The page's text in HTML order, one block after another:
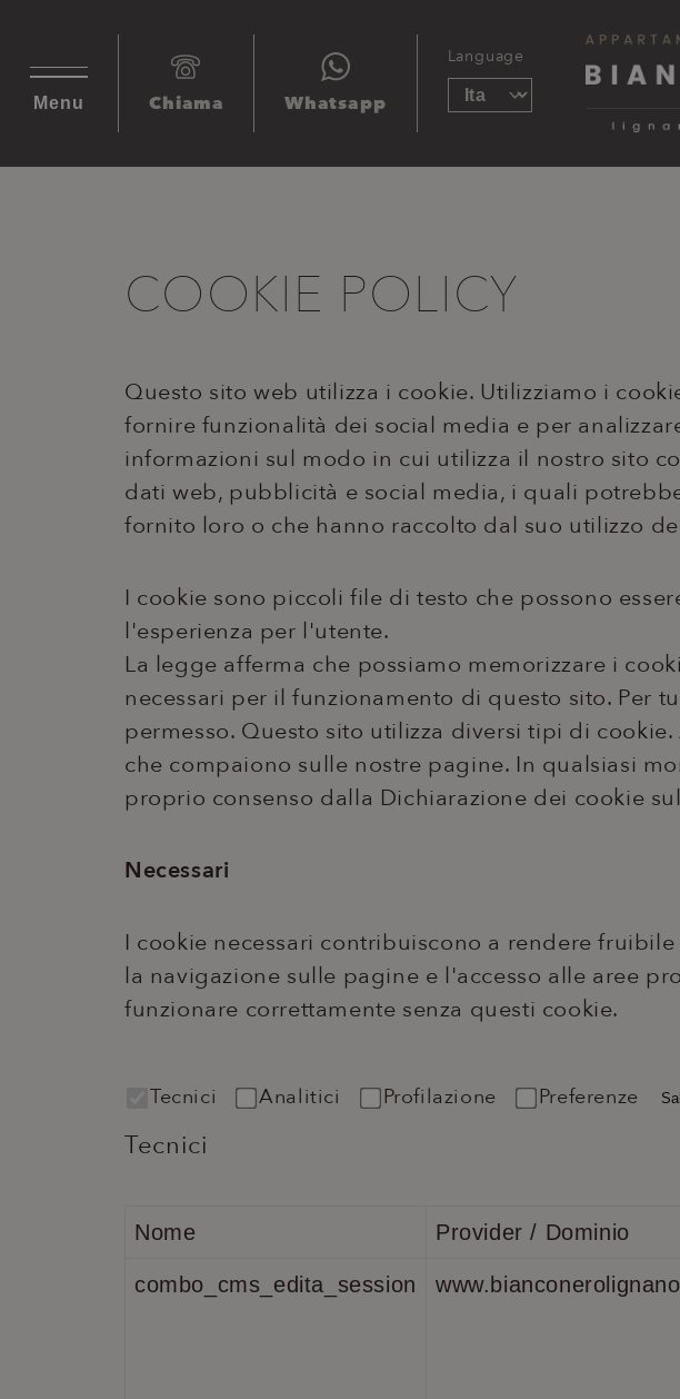
Menu Chiama Whatsapp
Language
COOKIE POLICY
Questo sito web utilizza i cookie. Utilizziamo i
fornire funzionalità dei social media e per
informazioni sul modo in cui utilizza il nostro sito
dati web, pubblicità e social media, i quali
fornito loro o che hanno raccolto dal suo utilizzo
I cookie sono piccoli file di testo che possono
l'esperienza per l'utente.
La legge afferma che possiamo memorizzare i
necessari per il funzionamento di questo sito.
permesso. Questo sito utilizza diversi tipi di
che compaiono sulle nostre pagine. In qualsiasi
proprio consenso dalla Dichiarazione dei cookie
Necessari
I cookie necessari contribuiscono a rendere
la navigazione sulle pagine e l'accesso alle aree
funzionare correttamente senza questi cookie.
Tecnici Analitici Profilazione Preferenze
Tecnici
Nome Provider / Dominio
combo_cms_edita_session